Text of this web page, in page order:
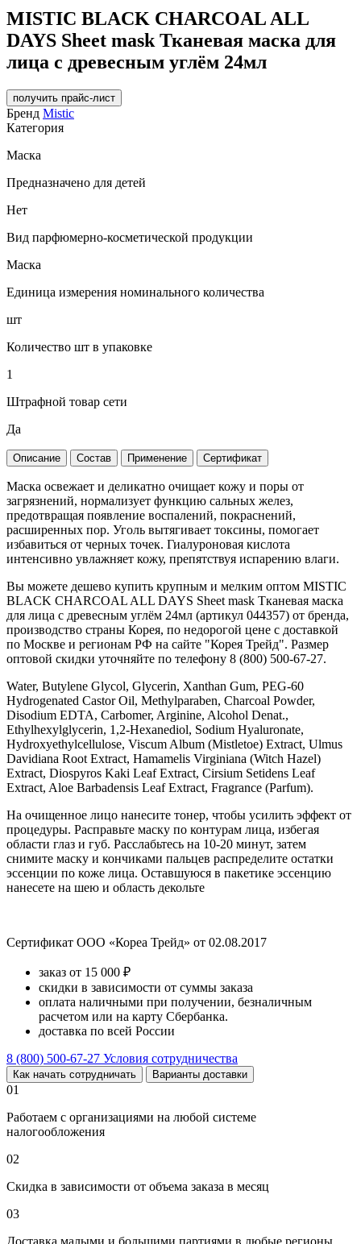
MISTIC BLACK CHARCOAL ALL
DAYS Sheet mask Тканевая маска для
лица с древесным углём 24мл
получить прайс-лист
Бренд Mistic
Категория
Маска
Предназначено для детей
Нет
Вид парфюмерно-косметической продукции
Маска
Единица измерения номинального количества
шт
Количество шт в упаковке
1
Штрафной товар сети
Да
Описание Состав Применение Сертификат
Маска освежает и деликатно очищает кожу и поры от
загрязнений, нормализует функцию сальных желез,
предотвращая появление воспалений, покраснений,
расширенных пор. Уголь вытягивает токсины, помогает
избавиться от черных точек. Гиалуроновая кислота
интенсивно увлажняет кожу, препятствуя испарению влаги.
Вы можете дешево купить крупным и мелким оптом MISTIC
BLACK CHARCOAL ALL DAYS Sheet mask Тканевая маска
для лица с древесным углём 24мл (артикул 044357) от бренда,
производство страны Корея, по недорогой цене с доставкой
по Москве и регионам РФ на сайте "Корея Трейд". Размер
оптовой скидки уточняйте по телефону 8 (800) 500-67-27.
Water, Butylene Glycol, Glycerin, Xanthan Gum, PEG-60
Hydrogenated Castor Oil, Methylparaben, Charcoal Powder,
Disodium EDTA, Carbomer, Arginine, Alcohol Denat.,
Ethylhexylglycerin, 1,2-Hexanediol, Sodium Hyaluronate,
Hydroxyethylcellulose, Viscum Album (Mistletoe) Extract, Ulmus
Davidiana Root Extract, Hamamelis Virginiana (Witch Hazel)
Extract, Diospyros Kaki Leaf Extract, Cirsium Setidens Leaf
Extract, Aloe Barbadensis Leaf Extract, Fragrance (Parfum).
На очищенное лицо нанесите тонер, чтобы усилить эффект от
процедуры. Расправьте маску по контурам лица, избегая
области глаз и губ. Расслабьтесь на 10-20 минут, затем
снимите маску и кончиками пальцев распределите остатки
эссенции по коже лица. Оставшуюся в пакетике эссенцию
нанесете на шею и область декольте
Сертификат ООО «Кореа Трейд» от 02.08.2017
заказ от 15 000 ₽
скидки в зависимости от суммы заказа
оплата наличными при получении, безналичным
расчетом или на карту Сбербанка.
доставка по всей России
8 (800) 500-67-27 Условия сотрудничества
Как начать сотрудничать Варианты доставки
01
Работаем с организациями на любой системе
налогообложения
02
Скидка в зависимости от объема заказа в месяц
03
Доставка малыми и большими партиями в любые регионы